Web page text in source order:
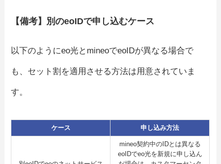
【備考】別のeoIDで申し込むケース
以下のようにeo光とmineoでeoIDが異なる場合で
も、セット割を適用させる方法は用意されていま
す。
ケース 申し込み方法
mineo契約中のIDとは異なる
eoIDでeo光を新規に申し込ん